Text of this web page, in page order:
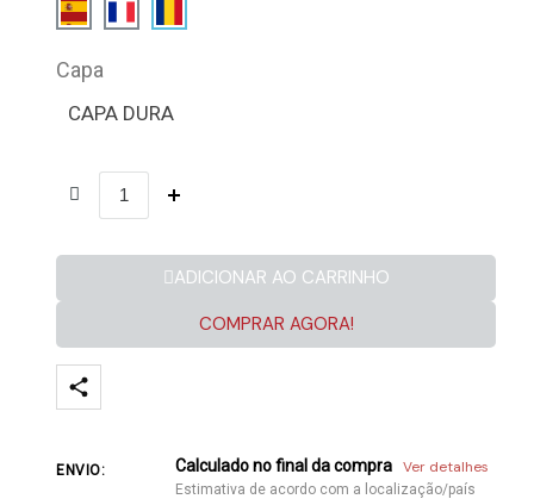
Capa
CAPA DURA
ADICIONAR AO CARRINHO
COMPRAR AGORA!
ENVIO: Calculado no final da compra Ver detalhes
Estimativa de acordo com a localização/país